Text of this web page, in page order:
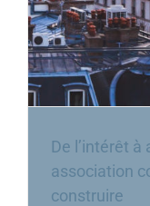
De l’intérêt à
association
construire